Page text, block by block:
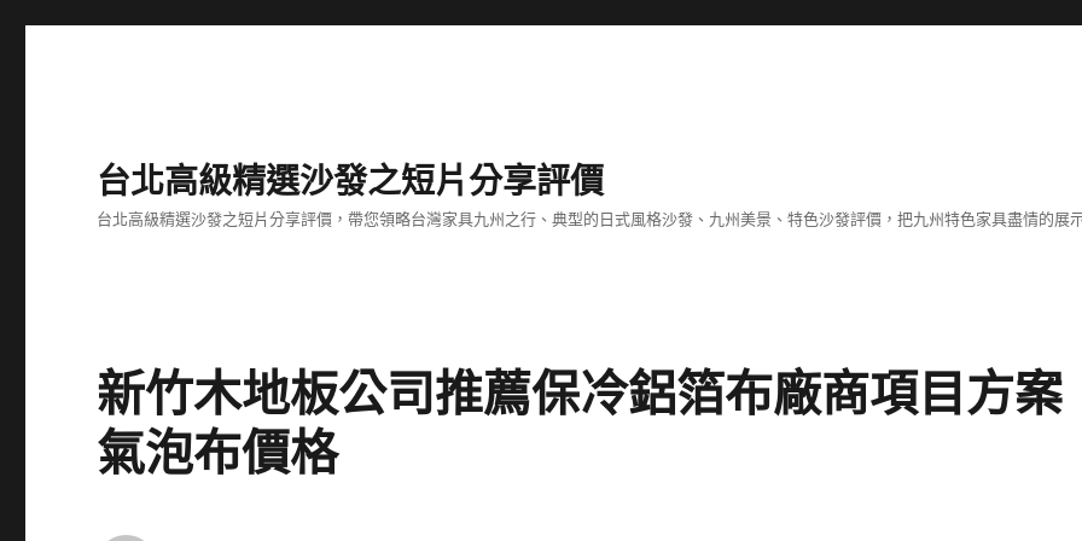
台北高級精選沙發之短片分享評價
台北高級精選沙發之短片分享評價，帶您領略台灣家具九州之行、典型的日式風格沙發、九州美景、特色沙發評價，把九州特色家具盡情的展
新竹木地板公司推薦保冷鋁箔布廠商項目方案
氣泡布價格